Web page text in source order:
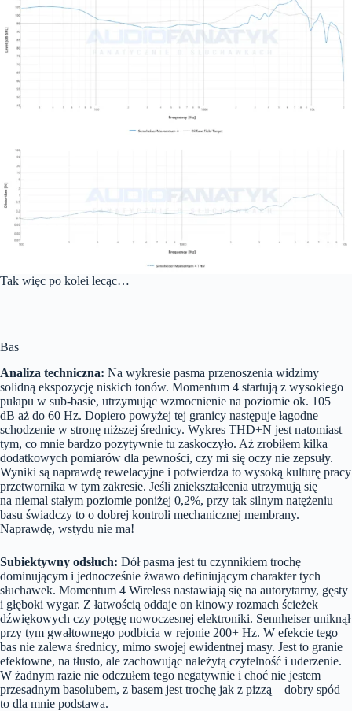
Tak więc po kolei lecąc…
Bas
Analiza techniczna: Na wykresie pasma przenoszenia widzimy
solidną ekspozycję niskich tonów. Momentum 4 startują z wysokiego
pułapu w sub-basie, utrzymując wzmocnienie na poziomie ok. 105
dB aż do 60 Hz. Dopiero powyżej tej granicy następuje łagodne
schodzenie w stronę niższej średnicy. Wykres THD+N jest natomiast
tym, co mnie bardzo pozytywnie tu zaskoczyło. Aż zrobiłem kilka
dodatkowych pomiarów dla pewności, czy mi się oczy nie zepsuły.
Wyniki są naprawdę rewelacyjne i potwierdza to wysoką kulturę pracy
przetwornika w tym zakresie. Jeśli zniekształcenia utrzymują się
na niemal stałym poziomie poniżej 0,2%, przy tak silnym natężeniu
basu świadczy to o dobrej kontroli mechanicznej membrany.
Naprawdę, wstydu nie ma!
Subiektywny odsłuch: Dół pasma jest tu czynnikiem trochę
dominującym i jednocześnie żwawo definiującym charakter tych
słuchawek. Momentum 4 Wireless nastawiają się na autorytarny, gęsty
i głęboki wygar. Z łatwością oddaje on kinowy rozmach ścieżek
dźwiękowych czy potęgę nowoczesnej elektroniki. Sennheiser uniknął
przy tym gwałtownego podbicia w rejonie 200+ Hz. W efekcie tego
bas nie zalewa średnicy, mimo swojej ewidentnej masy. Jest to granie
efektowne, na tłusto, ale zachowując należytą czytelność i uderzenie.
W żadnym razie nie odczułem tego negatywnie i choć nie jestem
przesadnym basolubem, z basem jest trochę jak z pizzą – dobry spód
to dla mnie podstawa.